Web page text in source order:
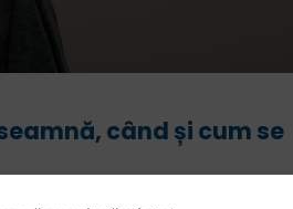
când și cum se
Sir / Madam sunt asemănători